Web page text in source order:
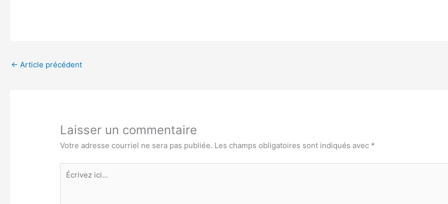
← Article précédent
Laisser un commentaire
Votre adresse courriel ne sera pas publiée. Les champs obligatoires sont indiqués avec *
Écrivez
ici…